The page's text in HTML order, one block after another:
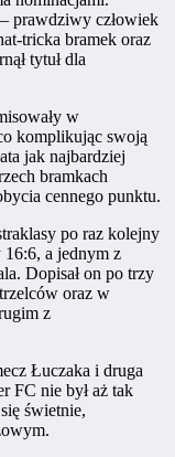
prawdziwy człowiek
tricka bramek oraz
tytuł dla
w
komplikując swoją
jak najbardziej
bramkach
cennego punktu.
po raz kolejny
a jednym z
Dopisał on po trzy
oraz w
z
Łuczaka i druga
FC nie był aż tak
świetnie,